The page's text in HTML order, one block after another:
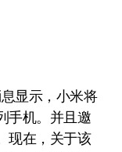
手机。并且邀
现在，关于该